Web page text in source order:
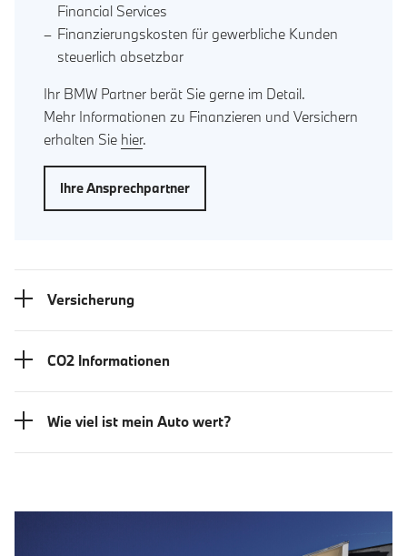
Financial Services
Finanzierungskosten für gewerbliche Kunden
steuerlich absetzbar
Ihr BMW Partner berät Sie gerne im Detail.
Mehr Informationen zu Finanzieren und Versichern
erhalten Sie hier.
Ihre Ansprechpartner
Versicherung
CO2 Informationen
Wie viel ist mein Auto wert?